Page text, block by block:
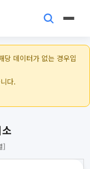
당 데이터가 없는 경우입
다.
]